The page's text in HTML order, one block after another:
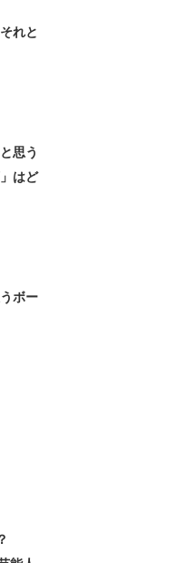
れと
思う
はど
ボー